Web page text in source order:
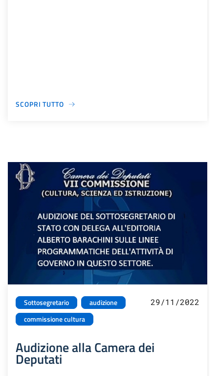
SCOPRI TUTTO
Sottosegretario
audizione
commissione cultura
29/11/2022
Audizione alla Camera dei
Deputati